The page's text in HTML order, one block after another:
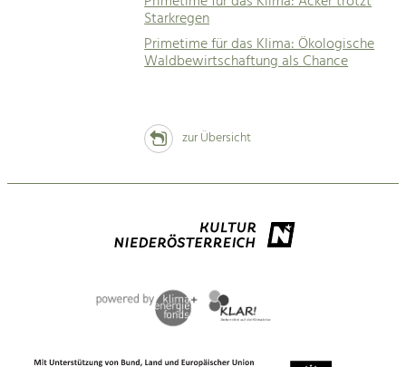
Starkregen
Primetime für das Klima: Ökologische
Waldbewirtschaftung als Chance
zur Übersicht